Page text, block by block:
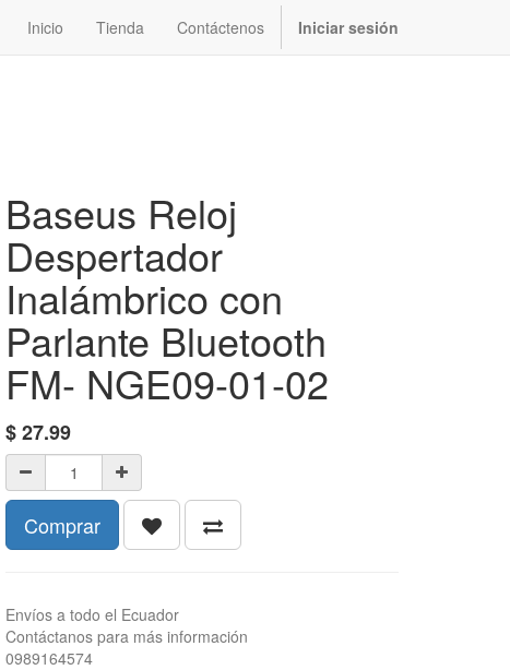
Inicio Tienda Contáctenos Iniciar sesión
Baseus Reloj
Despertador
Inalámbrico con
Parlante Bluetooth
FM- NGE09-01-02
$27.99
Comprar
Envíos a todo el Ecuador
Contáctanos para más información
0989164574